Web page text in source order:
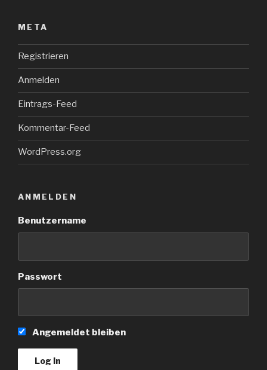
META
Registrieren
Anmelden
Eintrags-Feed
Kommentar-Feed
WordPress.org
ANMELDEN
Benutzername
Passwort
Angemeldet bleiben